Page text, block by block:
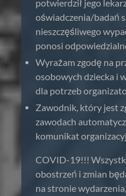
potwierdził jego
oświadczenia/badań
nieszczęśliwego
ponosi
Wyrażam zgodę na
osobowych dziecka i
dla potrzeb
Zawodnik, który jest
zawodach
komunikat
COVID-19!!!
obostrzeń i zmian
na stronie